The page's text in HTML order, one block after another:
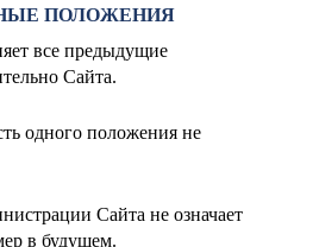
ПОЛОЖЕНИЯ
все предыдущие
Сайта.
одного положения не
Сайта не означает
в будущем.